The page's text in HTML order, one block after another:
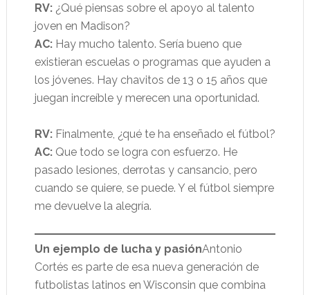
RV:¿Qué piensas sobre el apoyo al talento
joven en Madison?
AC:Hay mucho talento. Sería bueno que
existieran escuelas o programas que ayuden a
los jóvenes. Hay chavitos de 13 o 15 años que
juegan increíble y merecen una oportunidad.
RV:Finalmente, ¿qué te ha enseñado el fútbol?
AC:Que todo se logra con esfuerzo. He
pasado lesiones, derrotas y cansancio, pero
cuando se quiere, se puede. Y el fútbol siempre
me devuelve la alegría.
Un ejemplo de lucha y pasiónAntonio
Cortés es parte de esa nueva generación de
futbolistas latinos en Wisconsin que combina